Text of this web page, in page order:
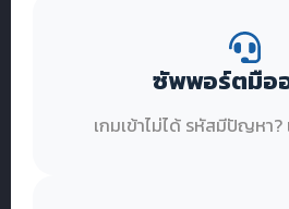
ซัพพอร์ตมือ
เกมเข้าไม่ได้ รหัสมีปัญหา?